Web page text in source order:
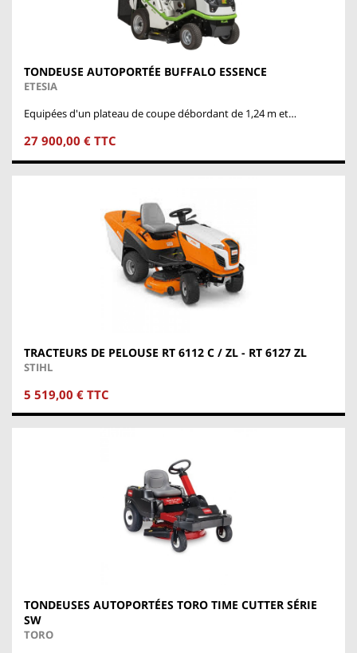
TONDEUSE AUTOPORTÉE BUFFALO ESSENCE
ETESIA
Equipées d'un plateau de coupe débordant de 1,24 m et…
27 900,00 € TTC
TRACTEURS DE PELOUSE RT 6112 C / ZL - RT 6127 ZL
STIHL
5 519,00 € TTC
TONDEUSES AUTOPORTÉES TORO TIME CUTTER SÉRIE
SW
TORO